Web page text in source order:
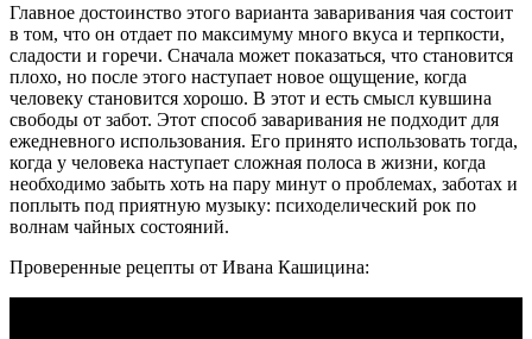
Главное достоинство этого варианта заваривания чая состоит
в том, что он отдает по максимуму много вкуса и терпкости,
сладости и горечи. Сначала может показаться, что становится
плохо, но после этого наступает новое ощущение, когда
человеку становится хорошо. В этот и есть смысл кувшина
свободы от забот. Этот способ заваривания не подходит для
ежедневного использования. Его принято использовать тогда,
когда у человека наступает сложная полоса в жизни, когда
необходимо забыть хоть на пару минут о проблемах, заботах и
поплыть под приятную музыку: психоделический рок по
волнам чайных состояний.
Проверенные рецепты от Ивана Кашицина: